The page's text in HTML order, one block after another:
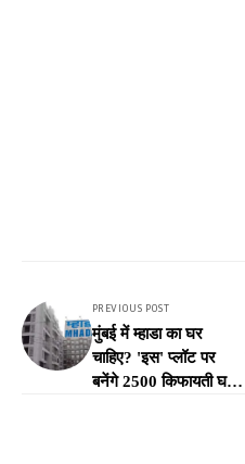
PREVIOUS POST
मुंबई में म्हाडा का घर
चाहिए? 'इस' प्लॉट पर
बनेंगे 2500 किफायती घर,